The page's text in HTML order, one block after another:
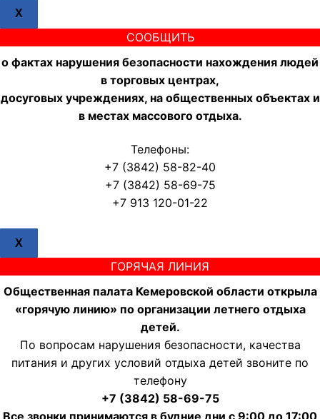
X
СООБЩИТЬ
о фактах нарушения безопасности нахождения людей
в торговых центрах,
досуговых учреждениях, на общественных объектах и
в местах массового отдыха.
Телефоны:
+7 (3842) 58-82-40
+7 (3842) 58-69-75
+7 913 120-01-22
X
ГОРЯЧАЯ ЛИНИЯ
Общественная палата Кемеровской области открыла
«горячую линию» по организации летнего отдыха
детей.
По вопросам нарушения безопасности, качества
питания и других условий отдыха детей звоните по
телефону
+7 (3842) 58-69-75